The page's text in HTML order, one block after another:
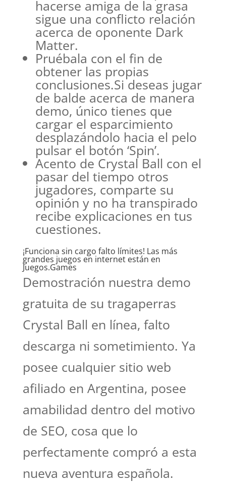
hacerse amiga de la grasa
sigue una conflicto relación
acerca de oponente Dark
Matter.
Pruébala con el fin de
obtener las propias
conclusiones.Si deseas jugar
de balde acerca de manera
demo, único tienes que
cargar el esparcimiento
desplazándolo hacia el pelo
pulsar el botón ‘Spin’.
Acento de Crystal Ball con el
pasar del tiempo otros
jugadores, comparte su
opinión y no ha transpirado
recibe explicaciones en tus
cuestiones.
¡Funciona sin cargo falto límites! Las más
grandes juegos en internet están en
Juegos.Games
Demostración nuestra demo
gratuita de su tragaperras
Crystal Ball en línea, falto
descarga ni sometimiento. Ya
posee cualquier sitio web
afiliado en Argentina, posee
amabilidad dentro del motivo
de SEO, cosa que lo
perfectamente compró a esta
nueva aventura española.